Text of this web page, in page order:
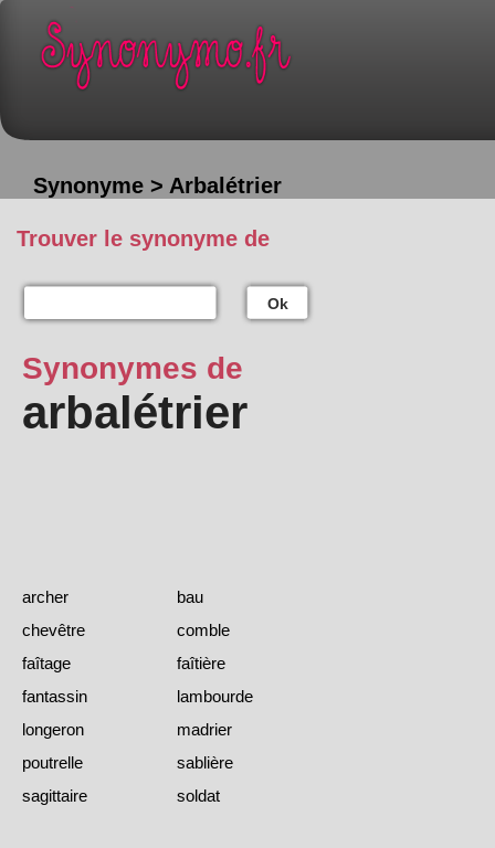
Synonyme > Arbalétrier
Trouver le synonyme de
Ok
Synonymes de
arbalétrier
archer
bau
chevêtre
comble
faîtage
faîtière
fantassin
lambourde
longeron
madrier
poutrelle
sablière
sagittaire
soldat